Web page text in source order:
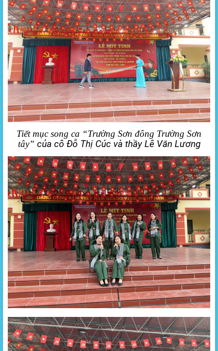
Tiết mục song ca “Trường Sơn đông Trường Sơn
tây” của cô Đỗ Thị Cúc và thầy Lê Văn Lương